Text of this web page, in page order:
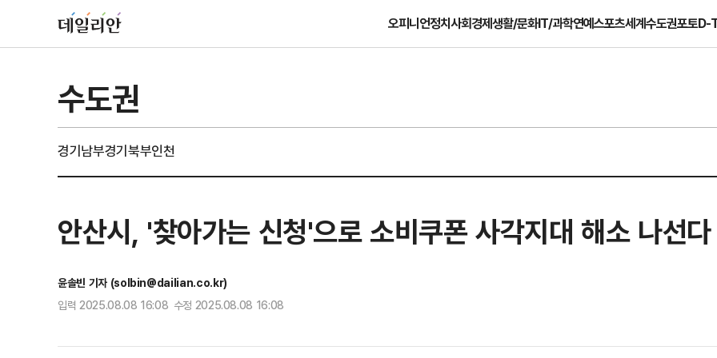
오피니언정치사회경제생활/문화IT/과학연예스포츠세계수도권포토D-
수도권
경기남부경기북부인천
안산시, '찾아가는 신청'으로 소비쿠폰 사각지대 해소 나선다
윤솔빈 기자 (solbin@dailian.co.kr)
입력 2025.08.08 16:08 수정 2025.08.08 16:08